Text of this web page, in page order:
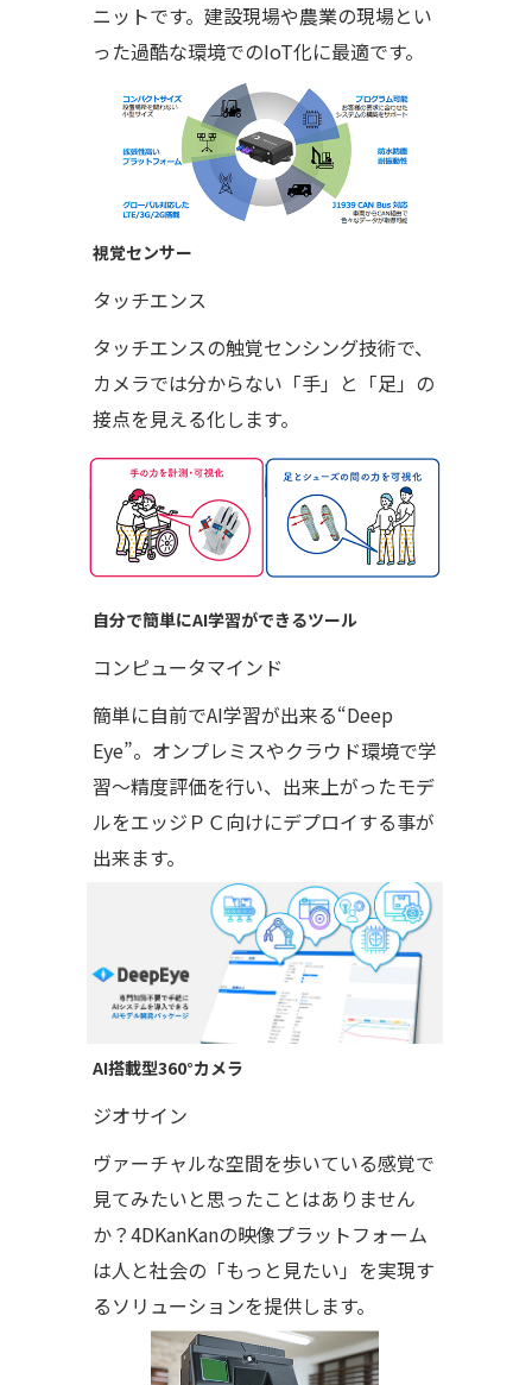
ニットです。建設現場や農業の現場とい
った過酷な環境でのIoT化に最適です。
視覚センサー
タッチエンス
タッチエンスの触覚センシング技術で、
カメラでは分からない「手」と「足」の
接点を見える化します。
自分で簡単にAI学習ができるツール
コンピュータマインド
簡単に自前でAI学習が出来る“Deep
Eye”。オンプレミスやクラウド環境で学
習～精度評価を行い、出来上がったモデ
ルをエッジＰＣ向けにデプロイする事が
出来ます。
AI搭載型360°カメラ
ジオサイン
ヴァーチャルな空間を歩いている感覚で
見てみたいと思ったことはありません
か？4DKanKanの映像プラットフォーム
は人と社会の「もっと見たい」を実現す
るソリューションを提供します。